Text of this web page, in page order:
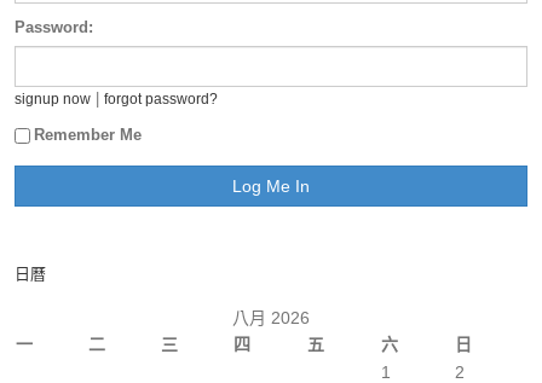
Password:
signup now forgot password?
Remember Me
日曆
八月 2026
一
二 三 四 五 六 日
1
2